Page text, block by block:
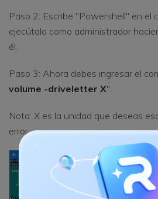
Paso 2: Escribe "Powershell" en el
ejecútalo como administrador
él.
Paso 3: Ahora debes ingresar el
volume -driveletter X".
Nota: X es la unidad que deseas
error.